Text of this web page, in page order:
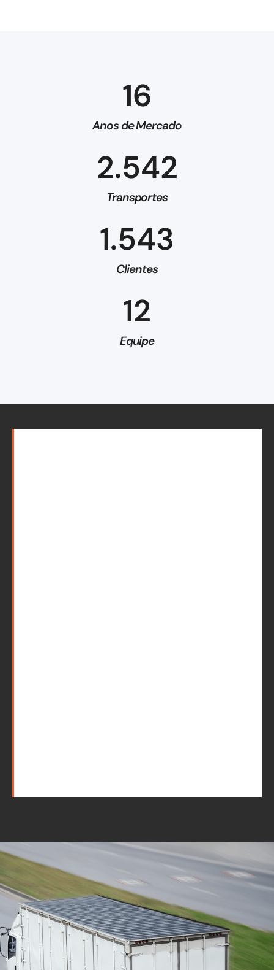
Anos de Mercado
16
Transportes
2.542
Clientes
1.543
Equipe
12
com equipe especializada
e profissionais
cuidadosos
Solicite seu orçamento personalizado e
online sem compromisso com a nossa
equipe, consulte a opção de contratar o